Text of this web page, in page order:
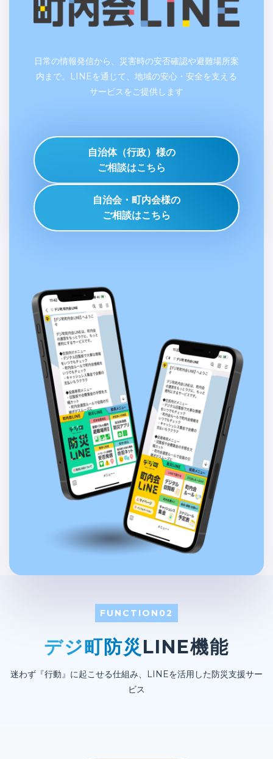
日常の情報発信から、災害時の安否確認や避難場所案
内まで。LINEを通じて、地域の安心・安全を支える
サービスをご提供します
自治体（行政）様の
ご相談はこちら
自治会・町内会様の
ご相談はこちら
FUNCTION02
デジ町防災LINE機能
迷わず『行動』に起こせる仕組み、LINEを活用した防災支援サー
ビス